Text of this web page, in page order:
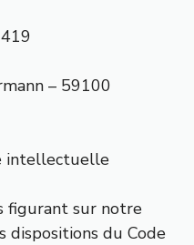
– 59100
intellectuelle
figurant sur notre
dispositions du Code